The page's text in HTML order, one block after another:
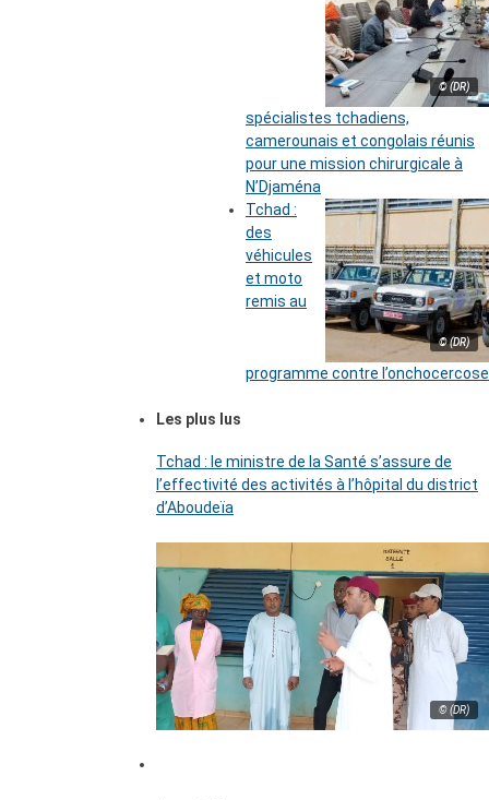
© (DR)
spécialistes tchadiens,
camerounais et congolais réunis
pour une mission chirurgicale à
N’Djaména
© (DR)
Tchad :
des
véhicules
et moto
remis au
programme contre l’onchocercose
Les plus lus
Tchad : le ministre de la Santé s’assure de
l’effectivité des activités à l’hôpital du district
d’Aboudeïa
© (DR)